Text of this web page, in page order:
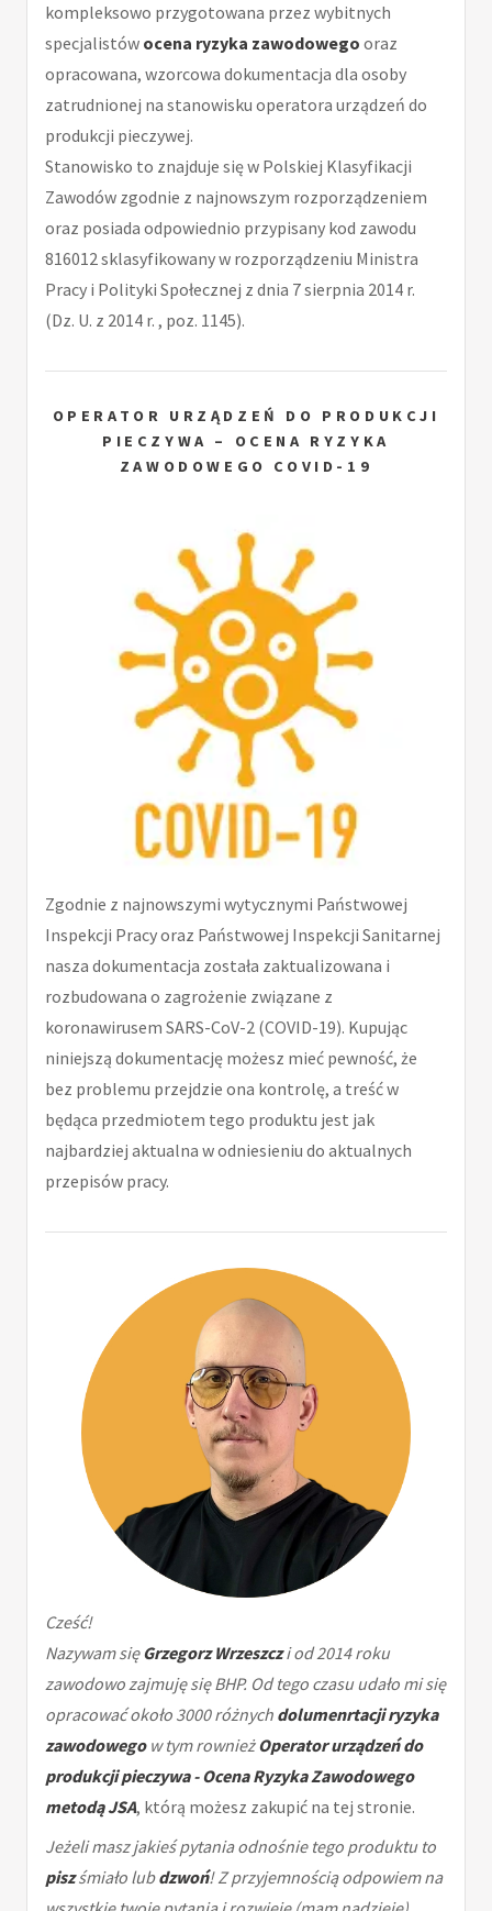
kompleksowo przygotowana przez wybitnych
specjalistów ocena ryzyka zawodowego oraz
opracowana, wzorcowa dokumentacja dla osoby
zatrudnionej na stanowisku operatora urządzeń do
produkcji pieczywej.
Stanowisko to znajduje się w Polskiej Klasyfikacji
Zawodów zgodnie z najnowszym rozporządzeniem
oraz posiada odpowiednio przypisany kod zawodu
816012 sklasyfikowany w rozporządzeniu Ministra
Pracy i Polityki Społecznej z dnia 7 sierpnia 2014 r.
(Dz. U. z 2014 r. , poz. 1145).
OPERATOR URZĄDZEŃ DO PRODUKCJI
PIECZYWA – OCENA RYZYKA
ZAWODOWEGO COVID-19
Zgodnie z najnowszymi wytycznymi Państwowej
Inspekcji Pracy oraz Państwowej Inspekcji Sanitarnej
nasza dokumentacja została zaktualizowana i
rozbudowana o zagrożenie związane z
koronawirusem SARS-CoV-2 (COVID-19). Kupując
niniejszą dokumentację możesz mieć pewność, że
bez problemu przejdzie ona kontrolę, a treść w
będąca przedmiotem tego produktu jest jak
najbardziej aktualna w odniesieniu do aktualnych
przepisów pracy.
Cześć!
Nazywam sięGrzegorz Wrzeszczi od 2014 roku
zawodowo zajmuję się BHP. Od tego czasu udało mi się
opracować około 3000 różnych dolumenrtacji ryzyka
zawodowegow tym rownieżOperator urządzeń do
produkcji pieczywa - Ocena Ryzyka Zawodowego
metodą JSA, którą możesz zakupić na tej stronie.
Jeżeli masz jakieś pytania odnośnie tego produktu to
piszśmiało lubdzwoń! Z przyjemnością odpowiem na